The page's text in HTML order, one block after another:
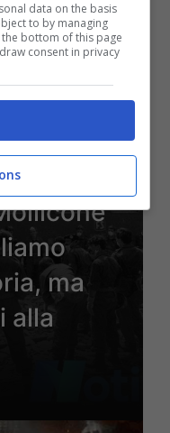
ma
alla
data on the basis
to by managing
bottom of this page
consent in privacy